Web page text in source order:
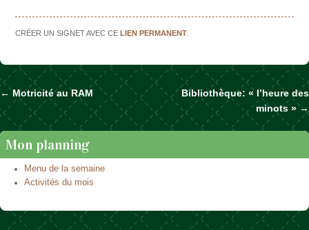
CRÉER UN SIGNET AVEC CELIEN PERMANENT
Naviguer dans les articles
←Motricité au RAM
Bibliothèque: « l’heure des
minots »→
Mon planning
Menu de la semaine
Activités du mois